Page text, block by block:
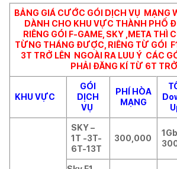
BẢNG GIÁ CƯỚC GÓI DỊCH VỤ MẠNG
DÀNH CHO KHU VỰC THÀNH PHỐ
RIÊNG GÓI F-GAME, SKY ,META THÌ
TỪNG THÁNG ĐƯỢC, RIÊNG TỪ GÓI
3T TRỞ LÊN NGOÀI RA LUU Ý CÁC
PHẢI ĐĂNG KÍ TỪ 6T
KHU VỰC
GÓI
DỊCH
VỤ
PHÍ HÒA
MẠNG
SKY –
1T -3T-
6T-13T
300,000